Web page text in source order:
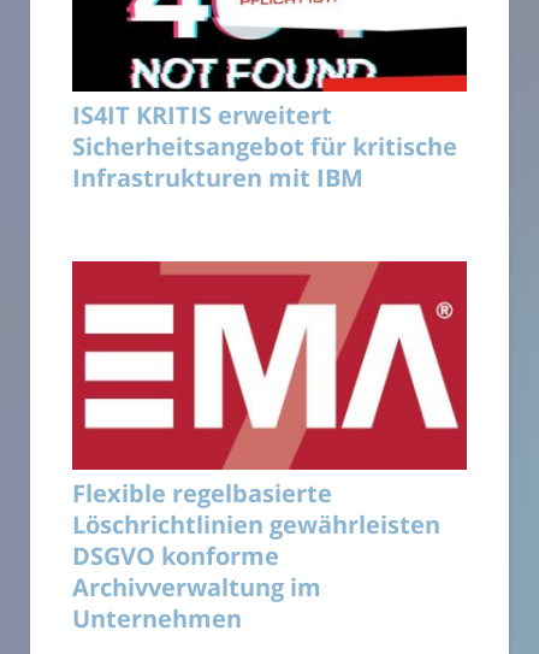
IS4IT KRITIS erweitert
Sicherheitsangebot für kritische
Infrastrukturen mit IBM
Flexible regelbasierte
Löschrichtlinien gewährleisten
DSGVO konforme
Archivverwaltung im
Unternehmen